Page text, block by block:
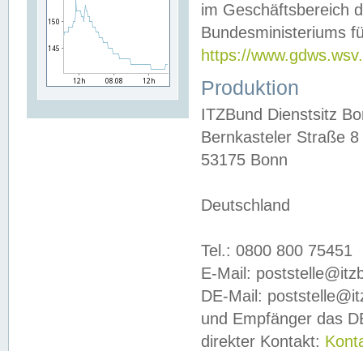
im Geschäftsbereich
Bundesministeriums
https://
Produktion
ITZBund Dienstsitz
Bernkasteler Straße 8
53175 Bonn
Deutschland
Tel.: 0800 800 75451
E-Mail:
DE-Mail:
und Empfänger das
direkter Kontakt: